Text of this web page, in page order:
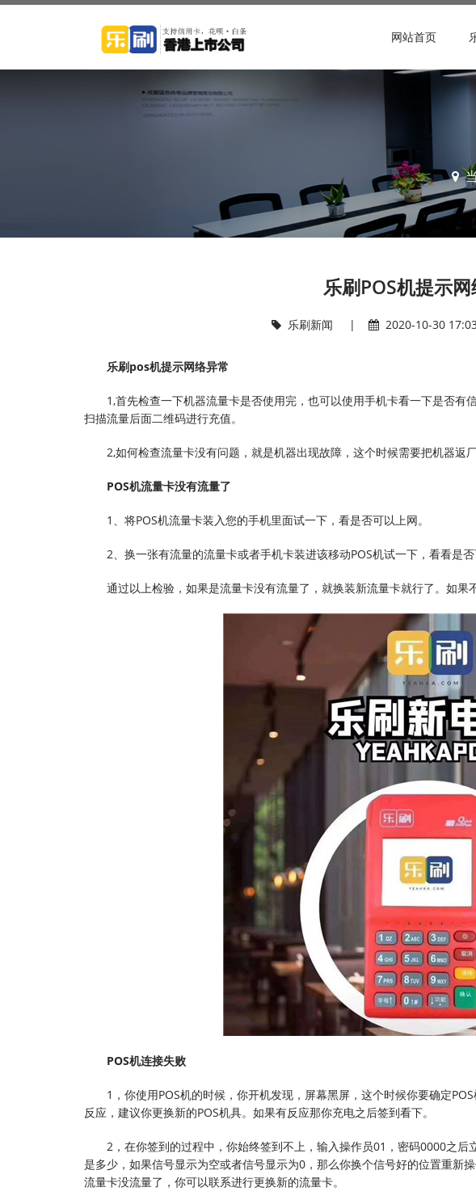
网站首页
乐刷POS机提示
乐刷新闻 | 2020-10-30
乐刷pos机提示网络异常
1,首先检查一下机器流量卡是否使用完，也可以使用手机卡看一下是否
扫描流量后面二维码进行充值。
2,如何检查流量卡没有问题，就是机器出现故障，这个时候需要把机器返厂
POS机流量卡没有流量了
1、将POS机流量卡装入您的手机里面试一下，看是否可以上网。
2、换一张有流量的流量卡或者手机卡装进该移动POS机试一下，看看是否
通过以上检验，如果是流量卡没有流量了，就换装新流量卡就行了。如果
POS机连接失败
1，你使用POS机的时候，你开机发现，屏幕黑屏，这个时候你要确定
反应，建议你更换新的POS机具。如果有反应那你充电之后签到看下。
2，在你签到的过程中，你始终签到不上，输入操作员01，密码0000之
是多少，如果信号显示为空或者信号显示为0，那么你换个信号好的位置重新
流量卡没流量了，你可以联系进行更换新的流量卡。